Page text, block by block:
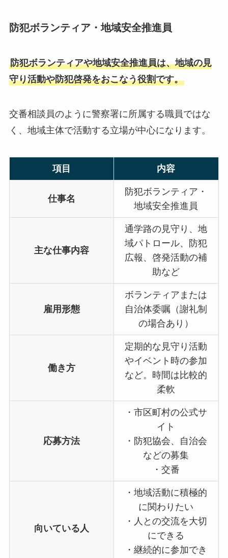
防犯ボランティア・地域安全推進員
防犯ボランティアや地域安全推進員は、地域の見
守り活動や防犯啓発をおこなう役割です。
交番相談員のように警察署に所属する職員ではな
く、地域主体で活動する立場が中心になります。
項目 内容
仕事名
防犯ボランティア・
地域安全推進員
主な仕事内容
通学路の見守り、地
域パトロール、防犯
広報、啓発活動の補
助など
雇用形態
ボランティアまたは
自治体委嘱（謝礼制
の場合あり）
働き方
定期的な見守り活動
やイベント時の参加
など。時間は比較的
柔軟
応募方法
・市区町村の公式サ
イト
・防犯協会、自治会
などの募集
・交番
向いている人
・地域活動に積極的
に関わりたい
・人との交流を大切
にできる
・継続的に参加でき